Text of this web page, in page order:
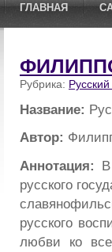
ГЛАВНАЯ
Рубрика: Русский
Название:
Автор:
Аннотация:
русского
русского
любви ко